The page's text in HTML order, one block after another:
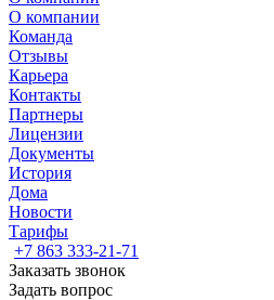
О компании
Команда
Отзывы
Карьера
Контакты
Партнеры
Лицензии
Документы
История
Дома
Новости
Тарифы
+7 863 333-21-71
Заказать звонок
Задать вопрос